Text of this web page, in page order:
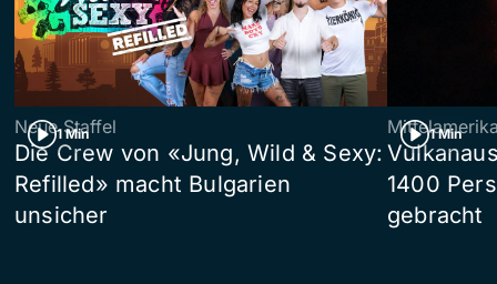
1 Min
Neue Staffel
Die Crew von «Jung, Wild & Sexy:
Refilled» macht Bulgarien
unsicher
1 Min
1400
gebracht